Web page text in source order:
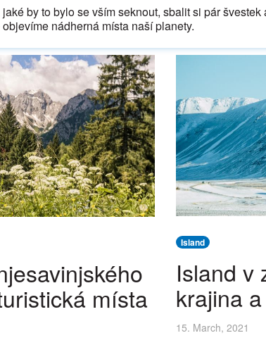
by to bylo se vším seknout, sbalit si pár
nádherná místa naší planety.
místa
Island
Island v
krajina
15. March, 2021